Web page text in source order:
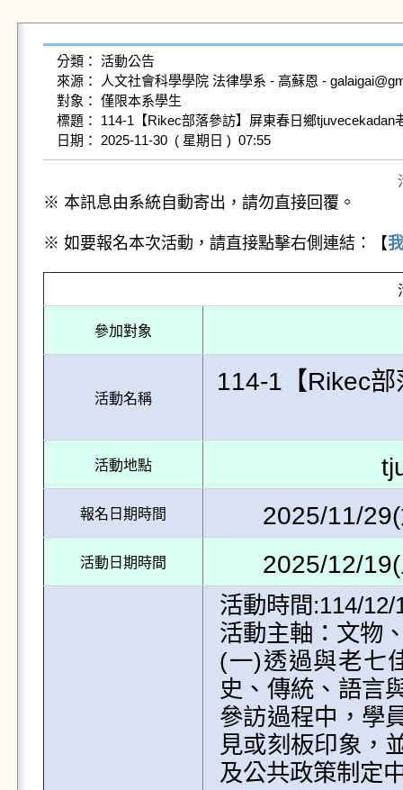
分類： 活動公告
來源： 人文社會科學學院 法律學系 - 高蘇恩 -
對象： 僅限本系學生
標題： 114-1【Rikec部落參訪】屏東春日鄉tjuvecekadan
日期： 2025-11-30  ( 星期日 )  07:55
※ 本訊息由系統自動寄出，請勿直接回覆。
※ 如要報名本次活動，請直接點擊右側連結：【
參加對象
活動名稱
114-1【Rikec
活動地點
報名日期時間 2025/11/
活動日期時間 2025/12/
活動時間:114/
活動主軸：文物
(一)透過與老七
史、傳統、語言
參訪過程中，學
見或刻板印象，
及公共政策制定